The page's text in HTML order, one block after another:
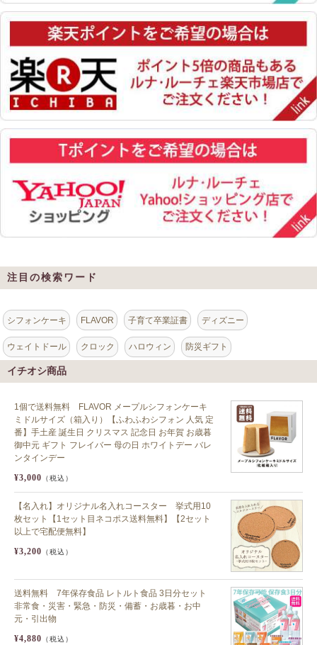
注目の検索ワード
シフォンケーキ FLAVOR 子育て卒業証書 ディズニー
ウェイトドール クロック ハロウィン 防災ギフト
イチオシ商品
1個で送料無料 FLAVOR メープルシフォンケーキ
ミドルサイズ（箱入り）【ふわふわシフォン 人気 定
番】手土産 誕生日 クリスマス 記念日 お年賀 お歳暮
御中元 ギフト フレイバー 母の日 ホワイトデー バレ
ンタインデー
¥3,000 （税込）
【名入れ】オリジナル名入れコースター 挙式用10
枚セット【1セット目ネコポス送料無料】【2セット
以上で宅配便無料】
¥3,200 （税込）
送料無料 7年保存食品 レトルト食品 3日分セット
非常食・災害・緊急・防災・備蓄・お歳暮・お中
元・引出物
¥4,880 （税込）